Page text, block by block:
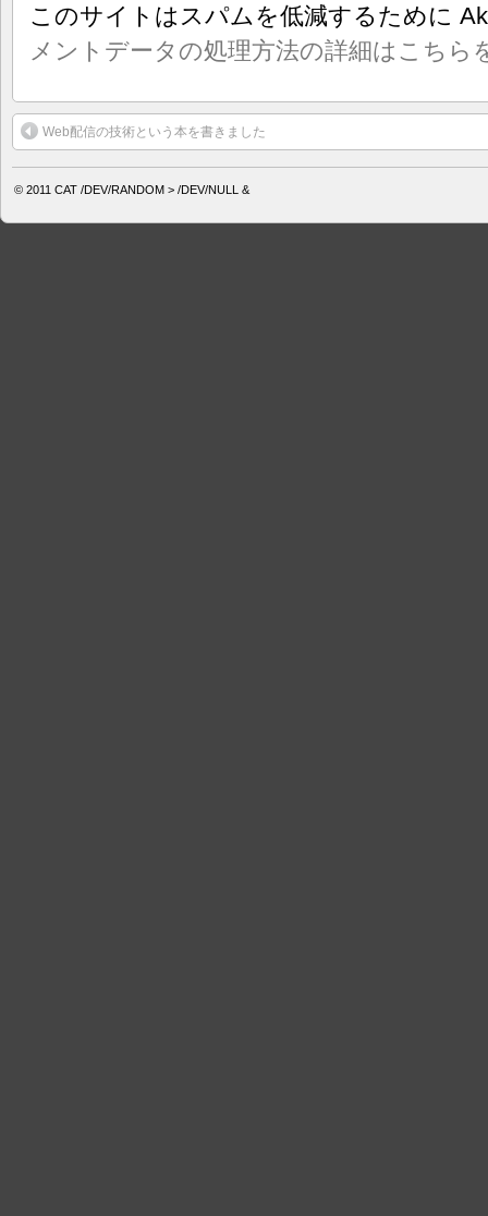
このサイトはスパムを低減するために
メントデータの処理方法の詳細はこちら
Web配信の技術という本を書きました
© 2011 CAT /DEV/RANDOM > /DEV/NULL &